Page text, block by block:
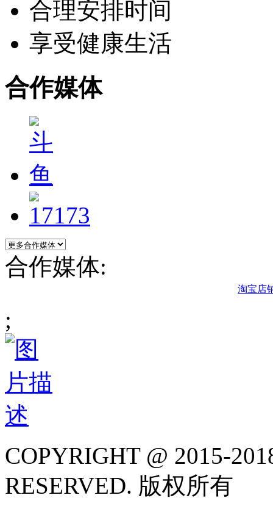
合理安排时间
享受健康生活
合作媒体
合作媒体:
淘宝店
;
COPYRIGHT @ 2015-
RESERVED. 版权所有